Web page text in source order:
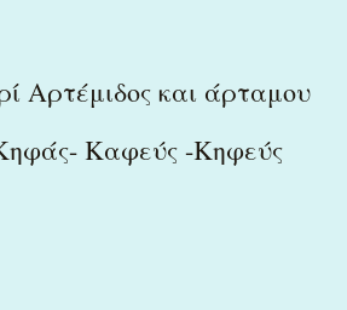
Αρτέμιδος και άρταμου
Καφεύς -Κηφεύς